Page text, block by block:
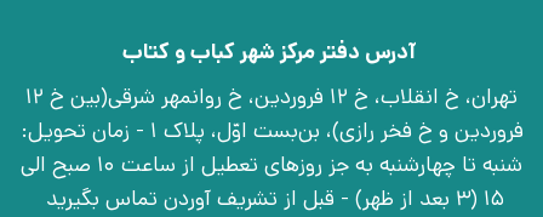
آدرس دفتر مرکز شهر کباب و کتاب
تهران، خ انقلاب، خ 12 فروردین، خ روانمهر شرقی(بین خ 12
فروردین و خ فخر رازی)، بن‌بست اوّل، پلاک 1 - زمان تحویل:
شنبه تا چهارشنبه به جز روزهای تعطیل از ساعت 10 صبح الی
15 (3 بعد از ظهر) - قبل از تشریف آوردن تماس بگیرید